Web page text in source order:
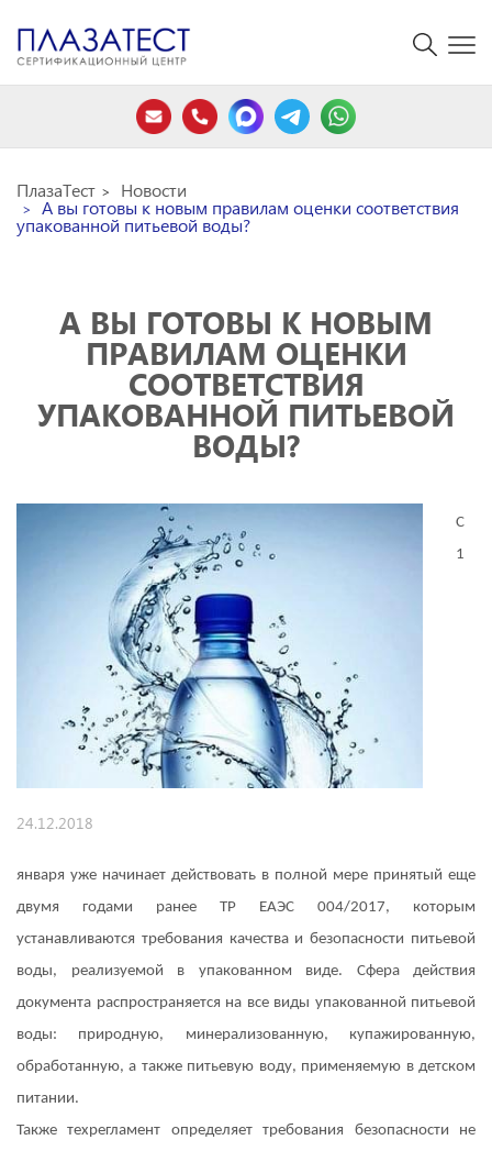
ПлазаТест Новости
А вы готовы к новым правилам оценки соответствия
упакованной питьевой воды?
А ВЫ ГОТОВЫ К НОВЫМ
ПРАВИЛАМ ОЦЕНКИ
СООТВЕТСТВИЯ
УПАКОВАННОЙ ПИТЬЕВОЙ
ВОДЫ?
24.12.2018
С
1
января уже начинает действовать в полной мере принятый еще
двумя годами ранее ТР ЕАЭС 004/2017, которым
устанавливаются требования качества и безопасности питьевой
воды, реализуемой в упакованном виде. Сфера действия
документа распространяется на все виды упакованной питьевой
воды: природную, минерализованную, купажированную,
обработанную, а также питьевую воду, применяемую в детском
питании.
Также техрегламент определяет требования безопасности не